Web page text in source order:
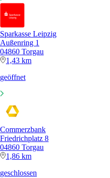
Sparkasse Leipzig
Außenring 1
04860 Torgau
1,43 km
geöffnet
Commerzbank
Friedrichplatz 8
04860 Torgau
1,86 km
geschlossen